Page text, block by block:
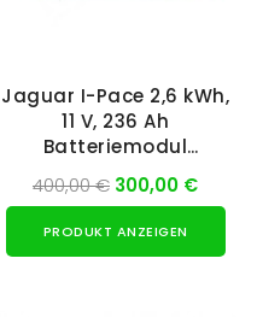
Jaguar I-Pace 2,6 kWh,
11 V, 236 Ah
Batteriemodul
(gebraucht)
400,00 € 300,00 €
PRODUKT ANZEIGEN